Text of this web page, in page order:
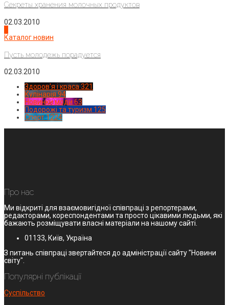
Секреты хранения молочных продуктов
02.03.2010
Каталог новин
Пусть молодежь порадуется
02.03.2010
Здоров'я і краса 321
Кулінарія 94
Новинки моди 63
Подорожі та туризм 125
Спорт1224
Про нас
Ми відкриті для взаємовигідної співпраці з репортерами,
редакторами, кореспондентами та просто цікавими людьми, які
бажають розміщувати власні матеріали на нашому сайті.
01133, Київ, Україна
З питань співпраці звертайтеся до адміністрації сайту "Новини
світу".
Популярні публікації
Суспільство